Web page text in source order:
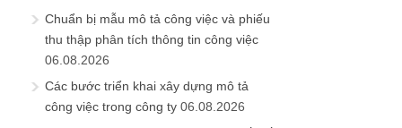
Chuẩn bị mẫu mô tả công việc và phiếu
thu thập phân tích thông tin công việc
06.08.2026
Các bước triển khai xây dựng mô tả
công việc trong công ty 06.08.2026